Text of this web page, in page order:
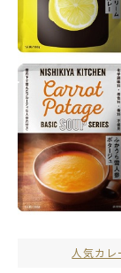
人気カ